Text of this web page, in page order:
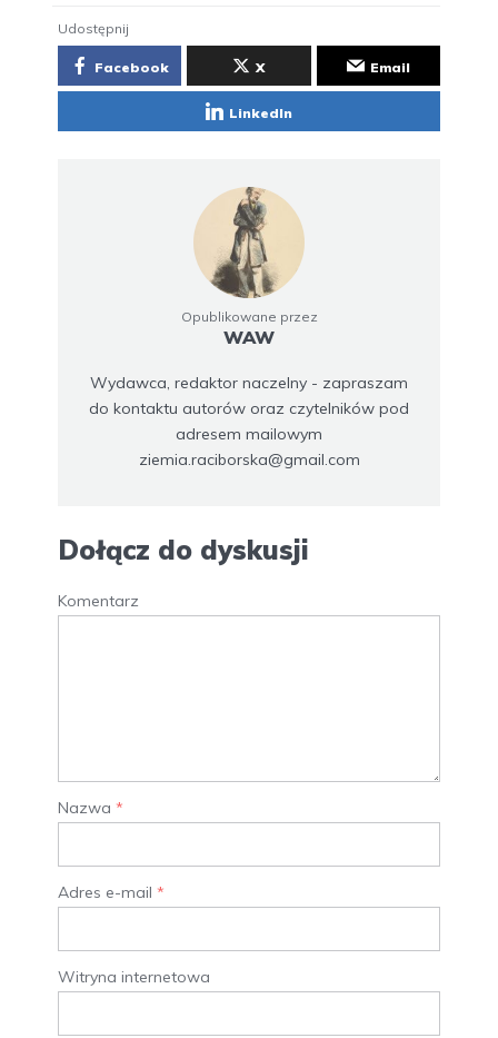
Udostępnij
Facebook X Email
LinkedIn
Opublikowane przez
WAW
Wydawca, redaktor naczelny - zapraszam
do kontaktu autorów oraz czytelników pod
adresem mailowym
ziemia.raciborska@gmail.com
Dołącz do dyskusji
Komentarz
Nazwa *
Adres e-mail *
Witryna internetowa